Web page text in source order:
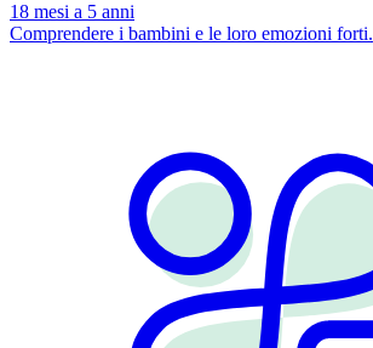
18 mesi a 5 anni
Comprendere i bambini e le loro emozioni forti.